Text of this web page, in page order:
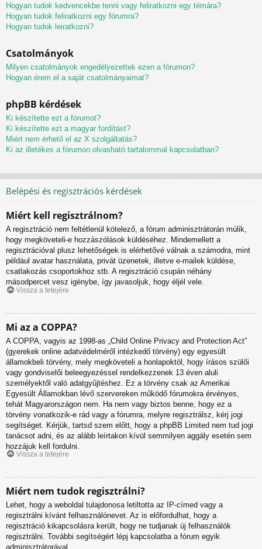
Hogyan tudok kedvencekbe tenni vagy feliratkozni egy témára?
Hogyan tudok feliratkozni egy fórumra?
Hogyan tudok leiratkozni?
Csatolmányok
Milyen csatolmányok engedélyezettek ezen a fórumon?
Hogyan érem el a saját csatolmányaimat?
phpBB kérdések
Ki készítette ezt a fórumot?
Ki készítette ezt a magyar fordítást?
Miért nem érhető el az X szolgáltatás?
Ki az illetékes a fórumon olvasható tartalommal kapcsolatban?
Belépési és regisztrációs kérdések
Miért kell regisztrálnom?
A regisztráció nem feltétlenül kötelező, a fórum adminisztrátorán múlik,
hogy megköveteli-e hozzászólások küldéséhez. Mindemellett a
regisztrációval plusz lehetőségek is elérhetővé válnak a számodra, mint
például avatar használata, privát üzenetek, illetve e-mailek küldése,
csatlakozás csoportokhoz stb. A regisztráció csupán néhány
másodpercet vesz igénybe, így javasoljuk, hogy éljél vele.
Vissza a tetejére
Mi az a COPPA?
A COPPA, vagyis az 1998-as „Child Online Privacy and Protection Act”
(gyerekek online adatvédelméről intézkedő törvény) egy egyesült
államokbeli törvény, mely megköveteli a honlapoktól, hogy írásos szülői
vagy gondviselői beleegyezéssel rendelkezzenek 13 éven aluli
személyektől való adatgyűjtéshez. Ez a törvény csak az Amerikai
Egyesült Államokban lévő szervereken működő fórumokra érvényes,
tehát Magyarországon nem. Ha nem vagy biztos benne, hogy ez a
törvény vonatkozik-e rád vagy a fórumra, melyre regisztrálsz, kérj jogi
segítséget. Kérjük, tartsd szem előtt, hogy a phpBB Limited nem tud jogi
tanácsot adni, és az alább leírtakon kívül semmilyen aggály esetén sem
hozzájuk kell fordulni.
Vissza a tetejére
Miért nem tudok regisztrálni?
Lehet, hogy a weboldal tulajdonosa letiltotta az IP-címed vagy a
regisztrálni kívánt felhasználónevet. Az is előfordulhat, hogy a
regisztráció kikapcsolásra került, hogy ne tudjanak új felhasználók
regisztrálni. További segítségért lépj kapcsolatba a fórum egyik
adminisztrátorával.